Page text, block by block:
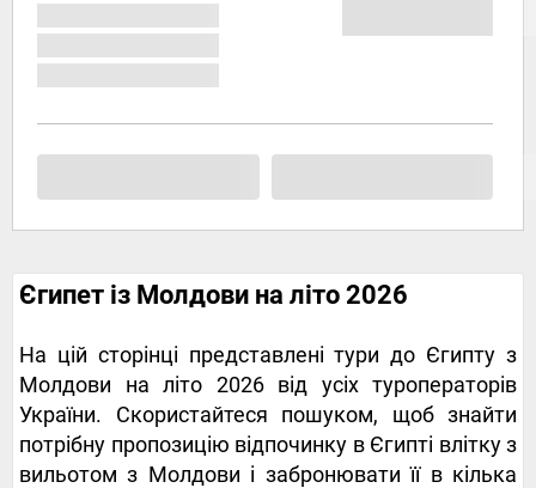
Єгипет із Молдови на літо 2026
На цій сторінці представлені тури до Єгипту з
Молдови на літо 2026 від усіх туроператорів
України. Скористайтеся пошуком, щоб знайти
потрібну пропозицію відпочинку в Єгипті влітку з
вильотом з Молдови і забронювати її в кілька